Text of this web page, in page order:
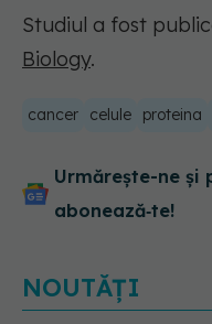
Studiul a fost
Biology.
cancer celule proteina
Urmărește-ne și
abonează‑te!
NOUTĂȚI